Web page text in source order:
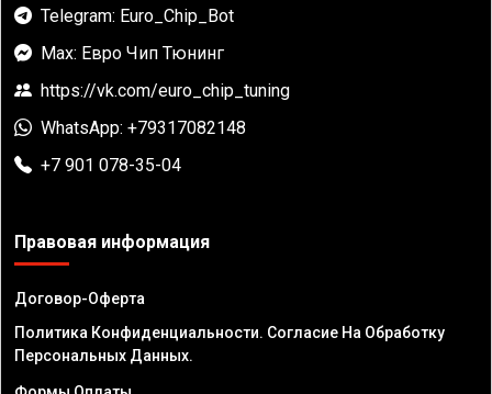
Telegram: Euro_Chip_Bot
Max: Евро Чип Тюнинг
https://vk.com/euro_chip_tuning
WhatsApp: +79317082148
+7 901 078-35-04
Правовая информация
Договор-Оферта
Политика Конфиденциальности. Согласие На Обработку
Персональных Данных.